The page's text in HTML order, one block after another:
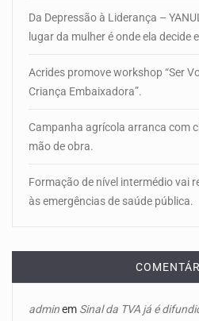
Da Depressão à Liderança –
lugar da mulher é onde ela decide
Acrides promove workshop “Ser
Criança Embaixadora”.
Campanha agrícola arranca com
mão de obra.
Formação de nível intermédio vai
às emergências de saúde pública.
adminem Sinal da TVA já é